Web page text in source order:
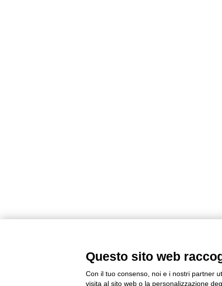
Questo sito web
Con il tuo consenso, noi e i nostri partner
visita al sito web o la personalizzazione